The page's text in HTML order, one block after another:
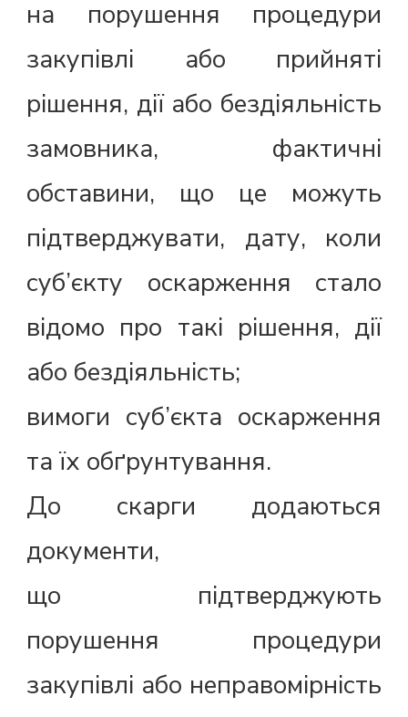
на порушення процедури
закупівлі або прийняті
рішення, дії або бездіяльність
замовника, фактичні
обставини, що це можуть
підтверджувати, дату, коли
суб’єкту оскарження стало
відомо про такі рішення, дії
або бездіяльність;
вимоги суб’єкта оскарження
та їх обґрунтування.
До скарги додаються
документи,
що підтверджують
порушення процедури
закупівлі або неправомірність